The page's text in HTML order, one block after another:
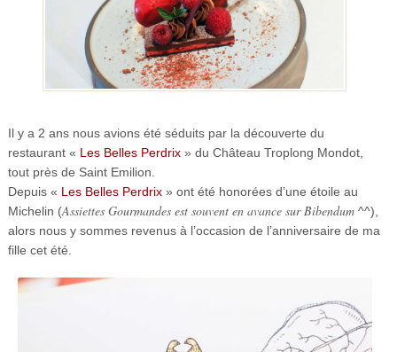
Il y a 2 ans nous avions été séduits par la découverte du
restaurant « Les Belles Perdrix» du Château Troplong Mondot,
tout près de Saint Emilion.
Depuis « Les Belles Perdrix» ont été honorées d’une étoile au
Michelin (Assiettes Gourmandes est souvent en avance sur Bibendum^^),
alors nous y sommes revenus à l’occasion de l’anniversaire de ma
fille cet été.